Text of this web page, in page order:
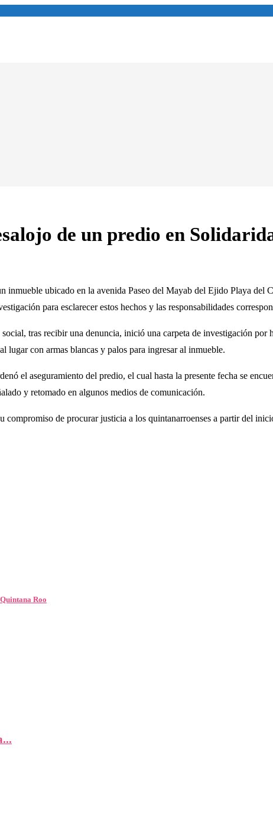
de un predio en
inmueble ubicado en la avenida Paseo del Mayab del Ejido Playa del
para esclarecer estos hechos y las responsabilidades
tras recibir una denuncia, inició una carpeta de investigación
lugar con armas blancas y palos para ingresar al inmueble.
el aseguramiento del predio, el cual hasta la presente fecha se
y retomado en algunos medios de comunicación.
compromiso de procurar justicia a los quintanarroenses a partir del
Roo